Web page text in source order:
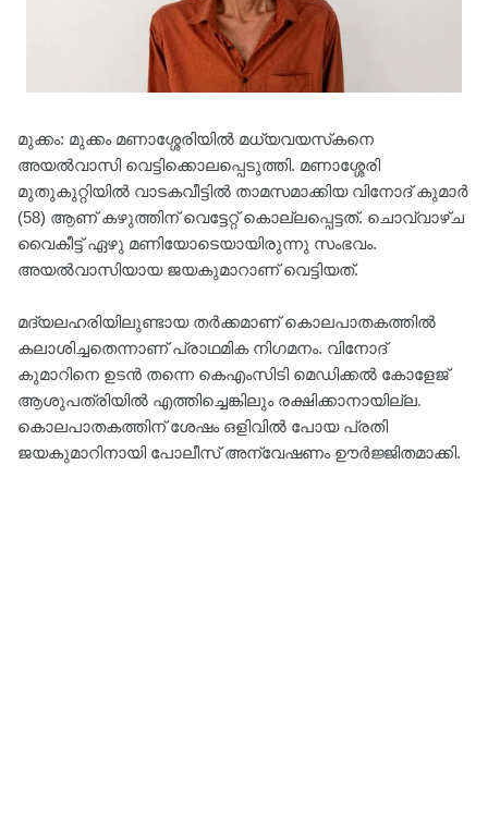
മുക്കം: മുക്കം മണാശ്ശേരിയില്‍ മധ്യവയസ്‌കനെ
അയല്‍വാസി വെട്ടിക്കൊലപ്പെടുത്തി. മണാശ്ശേരി
മുതുകുറ്റിയില്‍ വാടകവീട്ടില്‍ താമസമാക്കിയ വിനോദ് കുമാര്‍
(58) ആണ് കഴുത്തിന് വെട്ടേറ്റ് കൊല്ലപ്പെട്ടത്. ചൊവ്വാഴ്ച
വൈകീട്ട് ഏഴു മണിയോടെയായിരുന്നു സംഭവം.
അയൽവാസിയായ ജയകുമാറാണ് വെട്ടിയത്.
മദ്യലഹരിയിലുണ്ടായ തർക്കമാണ് കൊലപാതകത്തിൽ
കലാശിച്ചതെന്നാണ് പ്രാഥമിക നിഗമനം. വിനോദ്
കുമാറിനെ ഉടൻ തന്നെ കെഎംസിടി മെഡിക്കൽ കോളേജ്
ആശുപത്രിയിൽ എത്തിച്ചെങ്കിലും രക്ഷിക്കാനായില്ല.
കൊലപാതകത്തിന് ശേഷം ഒളിവിൽ പോയ പ്രതി
ജയകുമാറിനായി പോലീസ് അന്വേഷണം ഊർജ്ജിതമാക്കി.